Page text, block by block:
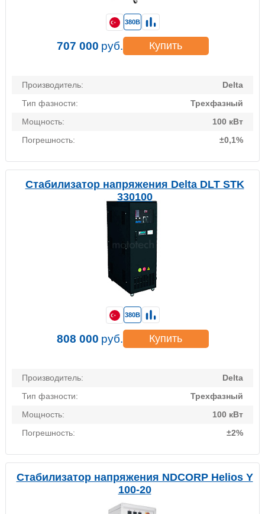
Производитель:
Delta
Тип фазности:
Трехфазный
Мощность:
100 кВт
Погрешность:
±0,1%
380В
707 000 руб. Купить
Стабилизатор напряжения Delta DLT STK
330100
Производитель:
Delta
Тип фазности:
Трехфазный
Мощность:
100 кВт
Погрешность:
±2%
380В
808 000 руб. Купить
Стабилизатор напряжения NDCORP Helios Y
100-20